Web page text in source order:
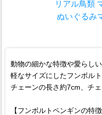
リアル鳥類
ぬいぐるみ
動物の細かな特徴や愛らし
軽なサイズにしたフンボル
チェーンの長さ約7cm、チ
【フンボルトペンギンの特徴